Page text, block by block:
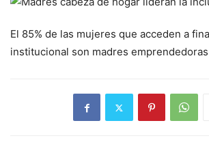
El 85% de las mujeres que acceden a
institucional son madres emprendedoras